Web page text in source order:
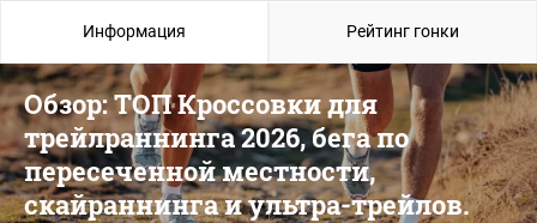
Обзор: ТОП Кроссовки для
трейлраннинга 2026, бега по
пересеченной местности,
скайраннинга и ультра-трейлов.
Информация Рейтинг гонки